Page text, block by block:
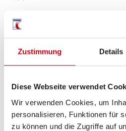
Zustimmung Details
Diese Webseite verwendet
Wir verwenden Cookies, um
personalisieren, Funktionen für
zu können und die Zugriffe auf
Navigationssystem
WLAN Hotspot
DAB Radio